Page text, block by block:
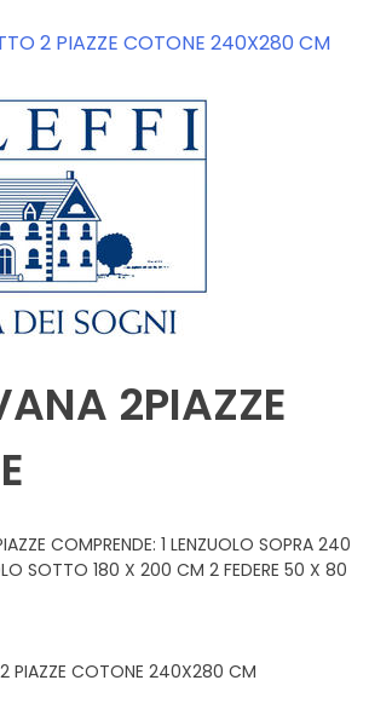
2PIAZZE
COMPRENDE: 1 LENZUOLO SOPRA 240
SOTTO 180 X 200 CM 2 FEDERE 50 X 80
PIAZZE COTONE 240X280 CM